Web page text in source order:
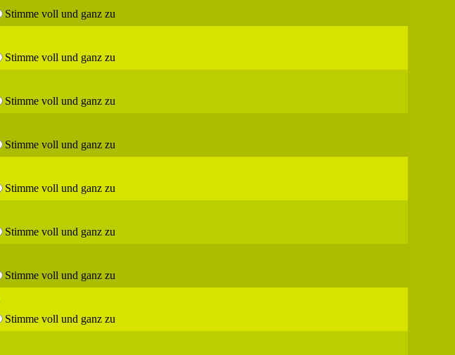
Stimme voll und ganz zu
Stimme voll und ganz zu
Stimme voll und ganz zu
Stimme voll und ganz zu
Stimme voll und ganz zu
Stimme voll und ganz zu
Stimme voll und ganz zu
Stimme voll und ganz zu